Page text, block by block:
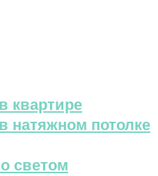
квартире
натяжном потолке
светом